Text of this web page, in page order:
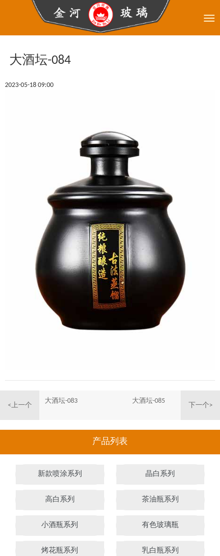
大酒坛-084
2023-05-18 09:00
<上一个
大酒坛-083
下一个>
大酒坛-085
产品列表
新款喷涂系列 晶白系列
高白系列 茶油瓶系列
小酒瓶系列 有色玻璃瓶
烤花瓶系列 乳白瓶系列